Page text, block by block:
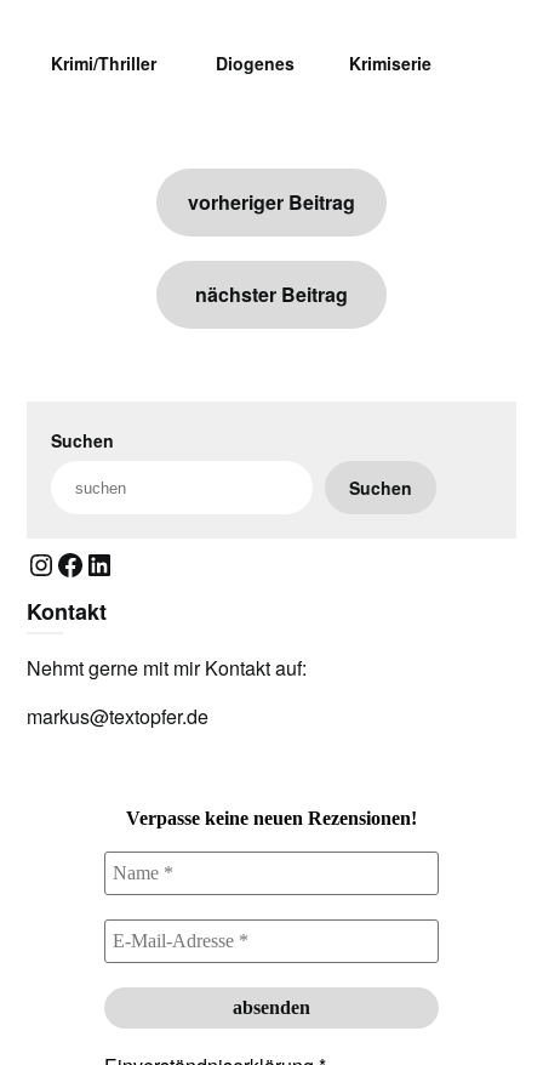
Krimi/Thriller Diogenes Krimiserie
Beitragsnavigation
vorheriger Beitrag
nächster Beitrag
Suchen
Suchen
Instagram
Facebook
LinkedIn
Kontakt
Nehmt gerne mit mir Kontakt auf:
markus@textopfer.de
Verpasse keine neuen Rezensionen!